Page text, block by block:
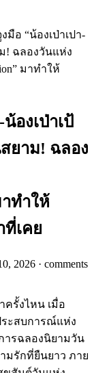
มือ “น้องเป่าเปา-
! ฉลองวันแห่ง
มาทำให้
องเป่าเป้
ยาม! ฉลอง
าทำให้
เคย
2026 · comments
รั้งไหน เมื่อ
ะสบการณ์แห่ง
ารฉลองนิยามวัน
มรักที่ยืนยาว ภาย